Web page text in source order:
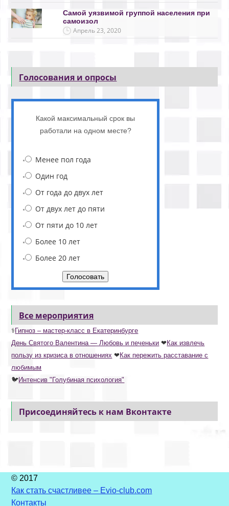
Самой уязвимой группой населения при
самоизол
Апрель 23, 2020
Голосования и опросы
Какой максимальный срок вы
работали на одном месте?
Менее пол года
Один год
От года до двух лет
От двух лет до пяти
От пяти до 10 лет
Более 10 лет
Более 20 лет
Голосовать
Все мероприятия
⚕Гипноз – мастер-класс в Екатеринбурге
День Святого Валентина — Любовь и печеньки ❤ Как извлечь
пользу из кризиса в отношениях ❤ Как пережить расставание с
любимым
🐦Интенсив "Голубиная психология"
Присоединяйтесь к нам Вконтакте
© 2017
Как стать счастливее – Evio-club.com
Контакты